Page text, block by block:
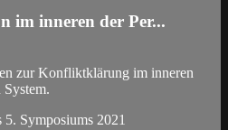
im inneren der Per...
zur Konfliktklärung im inneren
System.
Symposiums 2021